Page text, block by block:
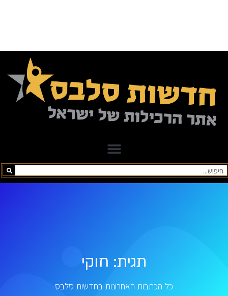
תגית: חוקי
כל הכתבות האחרונות בחדשות סלבס